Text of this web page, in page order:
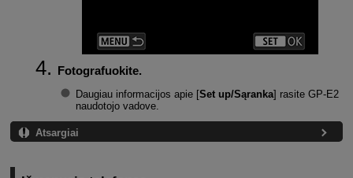
Fotografuokite.
Daugiau informacijos apie [Set up/Sąranka] rasite GP-E2
naudotojo vadove.
Atsargiai